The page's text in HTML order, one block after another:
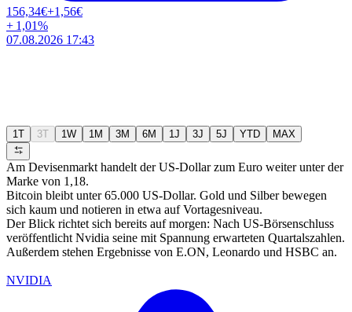
156,34€+1,56€
+ 1,01%
07.08.2026 17:43
1T 3T 1W 1M 3M 6M 1J 3J 5J YTD MAX
Am Devisenmarkt handelt der US-Dollar zum Euro weiter unter der
Marke von 1,18.
Bitcoin bleibt unter 65.000 US-Dollar. Gold und Silber bewegen
sich kaum und notieren in etwa auf Vortagesniveau.
Der Blick richtet sich bereits auf morgen: Nach US-Börsenschluss
veröffentlicht Nvidia seine mit Spannung erwarteten Quartalszahlen.
Außerdem stehen Ergebnisse von E.ON, Leonardo und HSBC an.
NVIDIA